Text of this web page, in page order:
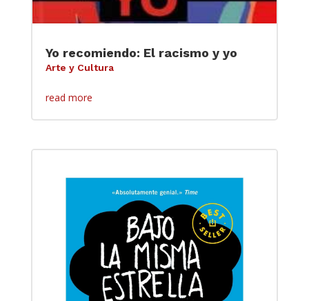
Yo recomiendo: El racismo y yo
Arte y Cultura
read more